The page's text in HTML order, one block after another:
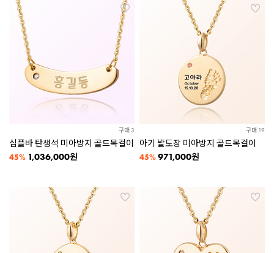
구매 3
심플바 탄생석 미아방지 골드목걸이
45% 1,036,000원
구매 19
아기 발도장 미아방지 골드목걸이
45% 971,000원